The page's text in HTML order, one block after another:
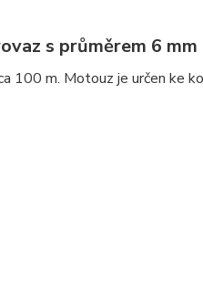
s průměrem 6 mm
100 m. Motouz je určen ke